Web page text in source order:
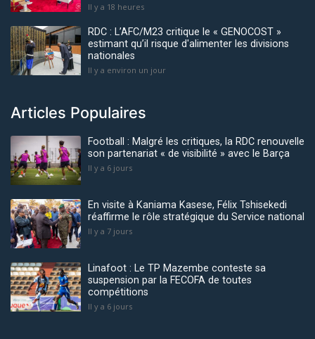
Il y a 18 heures
RDC : L’AFC/M23 critique le « GENOCOST »
estimant qu’il risque d'alimenter les divisions
nationales
Il y a environ un jour
Articles Populaires
Football : Malgré les critiques, la RDC renouvelle
son partenariat « de visibilité » avec le Barça
Il y a 6 jours
En visite à Kaniama Kasese, Félix Tshisekedi
réaffirme le rôle stratégique du Service national
Il y a 7 jours
Linafoot : Le TP Mazembe conteste sa
suspension par la FECOFA de toutes
compétitions
Il y a 6 jours